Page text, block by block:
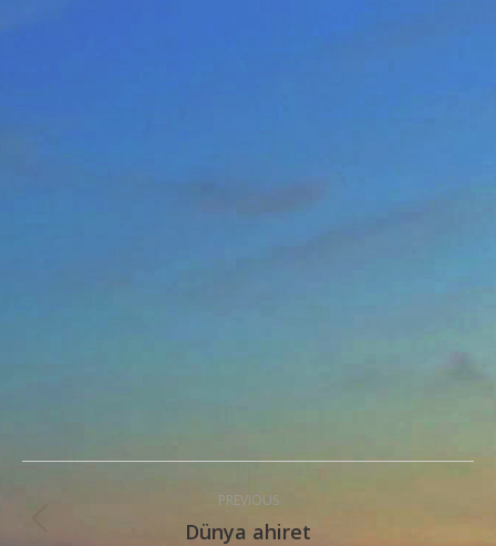
navigation
PREVIOUS
Previous
Dünya ahiret